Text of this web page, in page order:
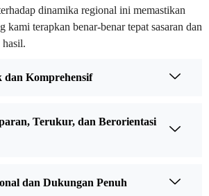
dinamika regional ini memastikan
kami terapkan benar-benar tepat sasaran dan
hasil.
dan Komprehensif
Terukur, dan Berorientasi
dan Dukungan Penuh